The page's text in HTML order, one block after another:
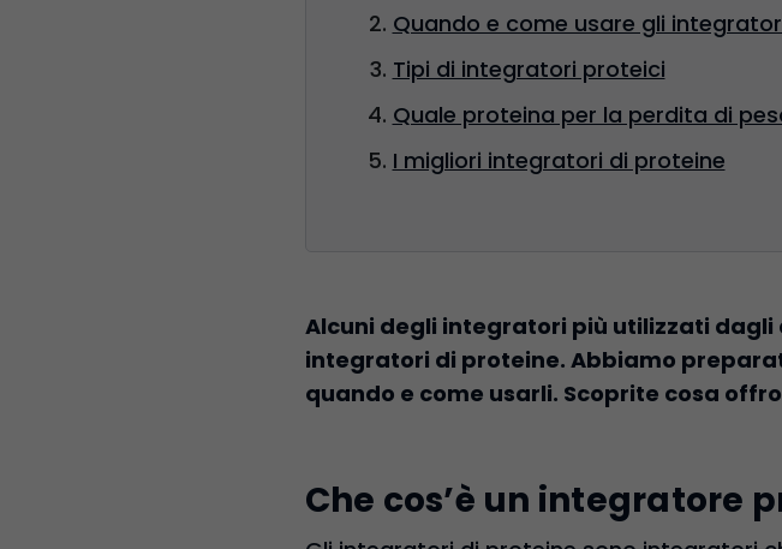
Quando e come usare gli
Tipi di integratori proteici
Quale proteina per la perdita di
I migliori integratori di proteine
Alcuni degli integratori più utilizzati
integratori di proteine. Abbiamo
quando e come usarli. Scoprite cosa
Che cos’è un integratore